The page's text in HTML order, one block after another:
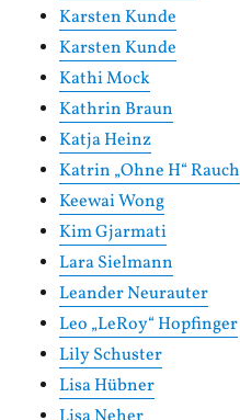
Karsten Kunde
Karsten Kunde
Kathi Mock
Kathrin Braun
Katja Heinz
Katrin „Ohne H“ Rauch
Keewai Wong
Kim Gjarmati
Lara Sielmann
Leander Neurauter
Leo „LeRoy“ Hopfinger
Lily Schuster
Lisa Hübner